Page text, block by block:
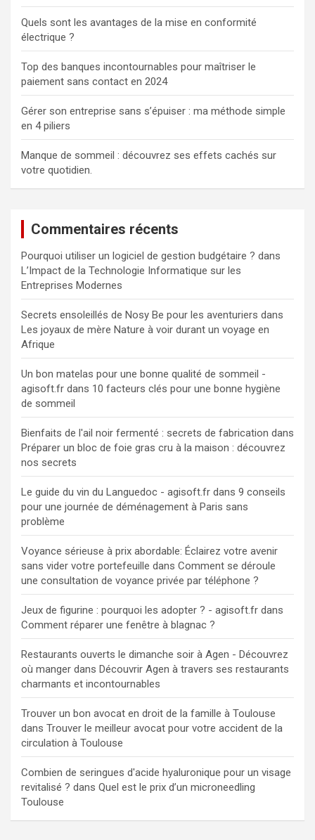
Quels sont les avantages de la mise en conformité
électrique ?
Top des banques incontournables pour maîtriser le
paiement sans contact en 2024
Gérer son entreprise sans s’épuiser : ma méthode simple
en 4 piliers
Manque de sommeil : découvrez ses effets cachés sur
votre quotidien.
Commentaires récents
Pourquoi utiliser un logiciel de gestion budgétaire ? dans
L’Impact de la Technologie Informatique sur les
Entreprises Modernes
Secrets ensoleillés de Nosy Be pour les aventuriers dans
Les joyaux de mère Nature à voir durant un voyage en
Afrique
Un bon matelas pour une bonne qualité de sommeil -
agisoft.fr dans 10 facteurs clés pour une bonne hygiène
de sommeil
Bienfaits de l'ail noir fermenté : secrets de fabrication dans
Préparer un bloc de foie gras cru à la maison : découvrez
nos secrets
Le guide du vin du Languedoc - agisoft.fr dans 9 conseils
pour une journée de déménagement à Paris sans
problème
Voyance sérieuse à prix abordable: Éclairez votre avenir
sans vider votre portefeuille dans Comment se déroule
une consultation de voyance privée par téléphone ?
Jeux de figurine : pourquoi les adopter ? - agisoft.fr dans
Comment réparer une fenêtre à blagnac ?
Restaurants ouverts le dimanche soir à Agen - Découvrez
où manger dans Découvrir Agen à travers ses restaurants
charmants et incontournables
Trouver un bon avocat en droit de la famille à Toulouse
dans Trouver le meilleur avocat pour votre accident de la
circulation à Toulouse
Combien de seringues d'acide hyaluronique pour un visage
revitalisé ? dans Quel est le prix d’un microneedling
Toulouse